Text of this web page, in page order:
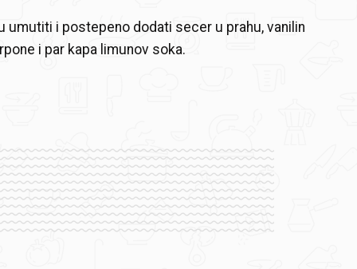
umutiti i postepeno dodati secer u prahu, vanilin
i par kapa limunov soka.